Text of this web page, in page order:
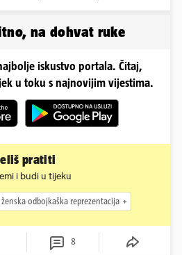
na dohvat ruke
iskustvo portala. Čitaj,
u toku s najnovijim vijestima.
pratiti
i budi u tijeku
ženska odbojkaška reprezentacija
8